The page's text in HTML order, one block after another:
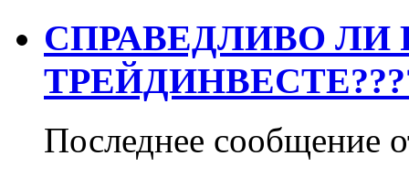
СПРАВЕДЛИВО ЛИ
Последнее сообщение